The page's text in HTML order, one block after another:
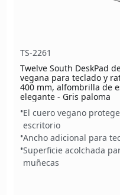
TS-2261
Twelve South DeskPad
vegana para teclado y
400 mm, alfombrilla de
elegante - Gris paloma
El cuero vegano
escritorio
Ancho adicional para
Superficie acolchada
muñecas